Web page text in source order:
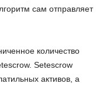
сам отправляет
количество
Setescrow
активов, а